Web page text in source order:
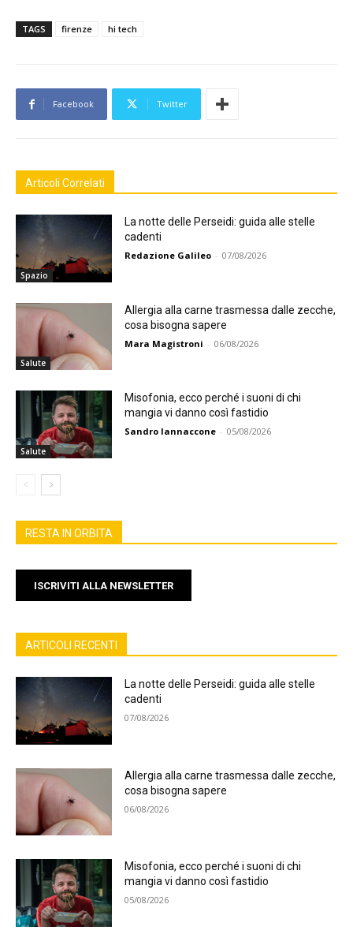
TAGS firenze hi tech
Facebook Twitter
Articoli Correlati
Spazio
La notte delle Perseidi: guida alle stelle
cadenti
Redazione Galileo - 07/08/2026
Salute
Allergia alla carne trasmessa dalle zecche,
cosa bisogna sapere
Mara Magistroni - 06/08/2026
Salute
Misofonia, ecco perché i suoni di chi
mangia vi danno così fastidio
Sandro Iannaccone - 05/08/2026
RESTA IN ORBITA
ISCRIVITI ALLA NEWSLETTER
ARTICOLI RECENTI
La notte delle Perseidi: guida alle stelle
cadenti
07/08/2026
Allergia alla carne trasmessa dalle zecche,
cosa bisogna sapere
06/08/2026
Misofonia, ecco perché i suoni di chi
mangia vi danno così fastidio
05/08/2026